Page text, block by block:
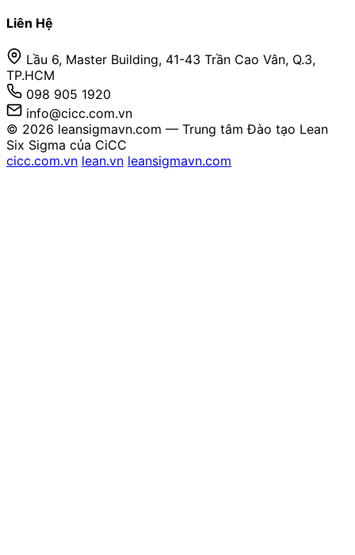
Liên Hệ
Lầu 6, Master Building, 41-43 Trần Cao Vân, Q.3,
TP.HCM
098 905 1920
info@cicc.com.vn
© 2026 leansigmavn.com — Trung tâm Đào tạo Lean
Six Sigma của CiCC
cicc.com.vn lean.vn leansigmavn.com